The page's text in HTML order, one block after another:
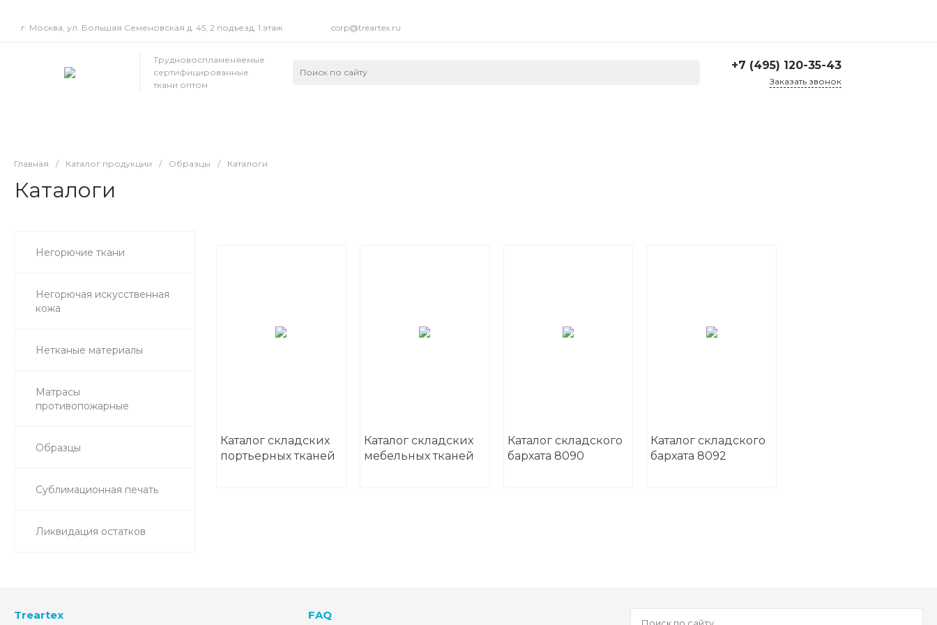
г. Москва, ул. Большая Семеновская д. 45, 2 подъезд, 1 этаж corp@treartex.ru
Трудновоспламеняемые
сертифицированные
ткани оптом
+7 (495) 120-35-43
Заказать звонок
Главная / Каталог продукции / Образцы / Каталоги
Каталоги
Негорючие ткани
Негорючая искусственная
кожа
Нетканые материалы
Матрасы
противопожарные
Образцы
Сублимационная печать
Ликвидация остатков
Каталог складских
портьерных тканей
Каталог складских
мебельных тканей
Каталог складского
бархата 8090
Каталог складского
бархата 8092
Treartex FAQ